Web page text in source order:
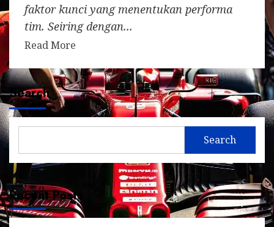
faktor kunci yang menentukan performa
tim. Seiring dengan...
Read More
Search
Search
Recent Posts